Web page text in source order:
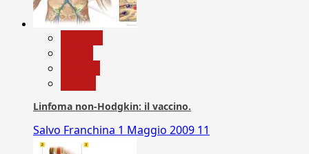
Linfoma non-Hodgkin: il vaccino.
Salvo Franchina 1 Maggio 2009 11